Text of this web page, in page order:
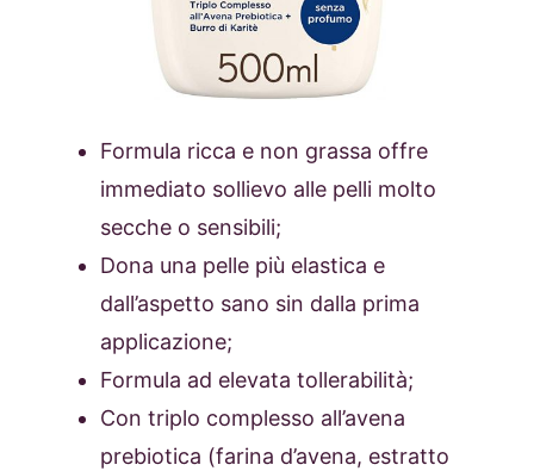
Formula ricca e non grassa offre
immediato sollievo alle pelli molto
secche o sensibili;
Dona una pelle più elastica e
dall’aspetto sano sin dalla prima
applicazione;
Formula ad elevata tollerabilità;
Con triplo complesso all’avena
prebiotica (farina d’avena, estratto